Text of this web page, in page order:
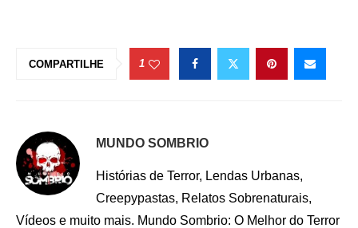
COMPARTILHE 1
MUNDO SOMBRIO
Histórias de Terror, Lendas Urbanas,
Creepypastas, Relatos Sobrenaturais,
Vídeos e muito mais. Mundo Sombrio: O Melhor do Terror